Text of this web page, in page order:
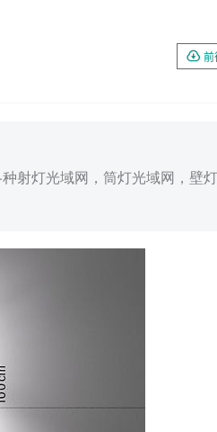
前
射灯光域网，筒灯光域网，壁